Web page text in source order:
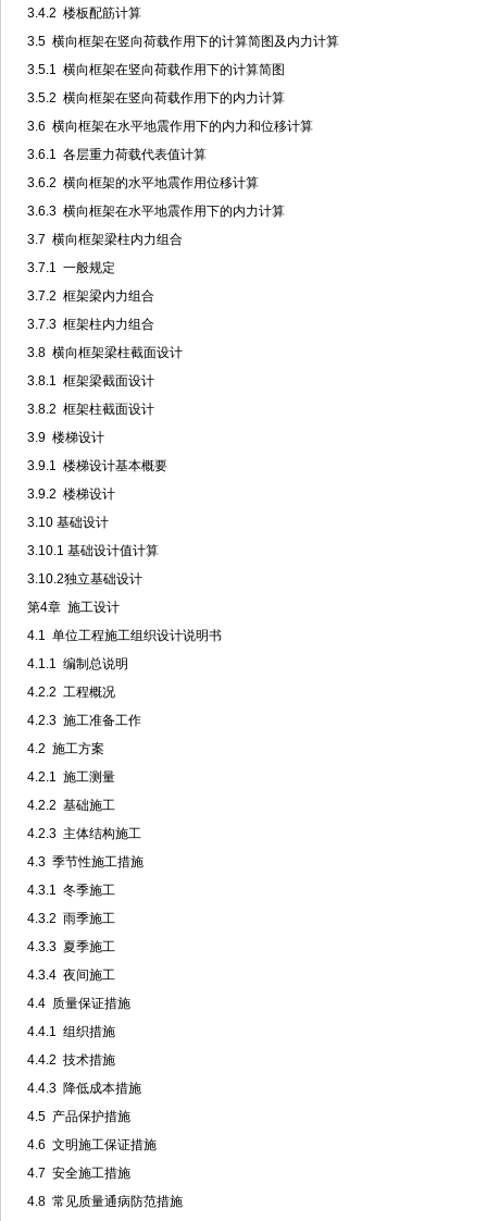
3.4.2 楼板配筋计算
3.5 横向框架在竖向荷载作用下的计算简图及内力计算
3.5.1 横向框架在竖向荷载作用下的计算简图
3.5.2 横向框架在竖向荷载作用下的内力计算
3.6 横向框架在水平地震作用下的内力和位移计算
3.6.1 各层重力荷载代表值计算
3.6.2 横向框架的水平地震作用位移计算
3.6.3 横向框架在水平地震作用下的内力计算
3.7 横向框架梁柱内力组合
3.7.1 一般规定
3.7.2 框架梁内力组合
3.7.3 框架柱内力组合
3.8 横向框架梁柱截面设计
3.8.1 框架梁截面设计
3.8.2 框架柱截面设计
3.9 楼梯设计
3.9.1 楼梯设计基本概要
3.9.2 楼梯设计
3.10 基础设计
3.10.1 基础设计值计算
3.10.2独立基础设计
第4章 施工设计
4.1 单位工程施工组织设计说明书
4.1.1 编制总说明
4.2.2 工程概况
4.2.3 施工准备工作
4.2 施工方案
4.2.1 施工测量
4.2.2 基础施工
4.2.3 主体结构施工
4.3 季节性施工措施
4.3.1 冬季施工
4.3.2 雨季施工
4.3.3 夏季施工
4.3.4 夜间施工
4.4 质量保证措施
4.4.1 组织措施
4.4.2 技术措施
4.4.3 降低成本措施
4.5 产品保护措施
4.6 文明施工保证措施
4.7 安全施工措施
4.8 常见质量通病防范措施